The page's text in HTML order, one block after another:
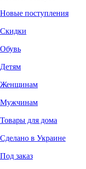
Новые поступления
Скидки
Обувь
Детям
Женщинам
Мужчинам
Товары для дома
Сделано в Украине
Под заказ